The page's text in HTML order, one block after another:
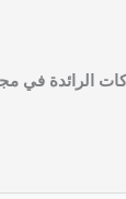
الرائدة في